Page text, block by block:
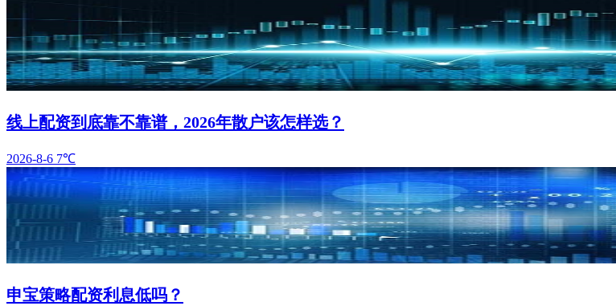
线上配资到底靠不靠谱，2026年散户该怎样选？
2026-8-6 7℃
申宝策略配资利息低吗？